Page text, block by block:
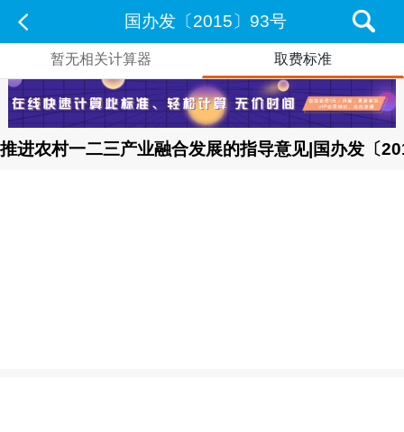
国办发〔2015〕93号
暂无相关计算器 取费标准
推进农村一二三产业融合发展的指导意见|国办发〔